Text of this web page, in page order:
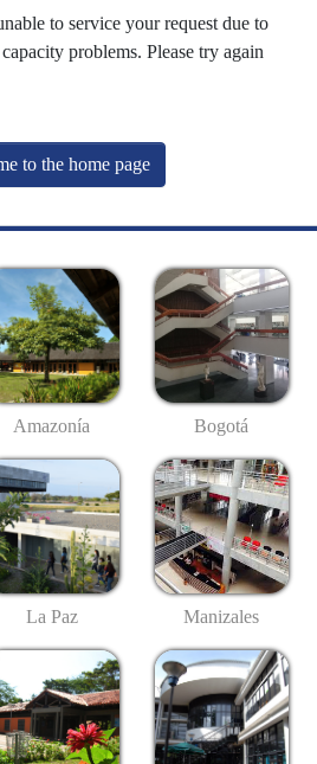
to service your request due to
problems. Please try again
to the home page
Amazonía Bogotá
La Paz Manizales